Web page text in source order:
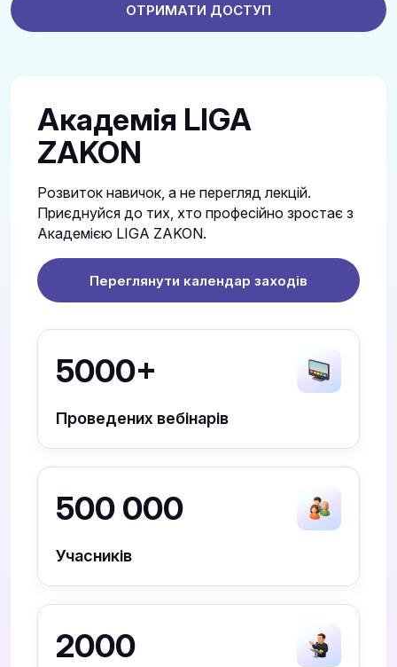
ОТРИМАТИ ДОСТУП
Академія LIGA
ZAKON
Розвиток навичок, а не перегляд лекцій.
Приєднуйся до тих, хто професійно зростає з
Академією LIGA ZAKON.
Переглянути календар заходів
5000+
Проведених вебінарів
500 000
Учасників
2000